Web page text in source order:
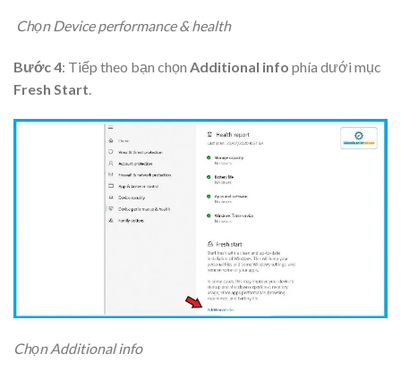
Chọn Device performance & health
Bước 4: Tiếp theo bạn chọn Additional info phía dưới mục
Fresh Start.
Chọn Additional info